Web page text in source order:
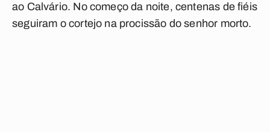
ao Calvário. No começo da noite, centenas de fiéis
seguiram o cortejo na procissão do senhor morto.